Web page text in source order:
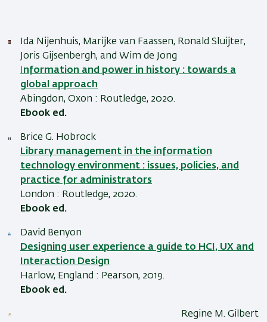
Ida Nijenhuis, Marijke van Faassen, Ronald Sluijter,
Joris Gijsenbergh, and Wim de Jong
Information and power in history : towards a
global approach
Abingdon, Oxon : Routledge, 2020.
Ebook ed.
Brice G. Hobrock
Library management in the information
technology environment : issues, policies, and
practice for administrators
London : Routledge, 2020.
Ebook ed.
David Benyon
Designing user experience a guide to HCI, UX and
Interaction Design
Harlow, England : Pearson, 2019.
Ebook ed.
Regine M. Gilbert